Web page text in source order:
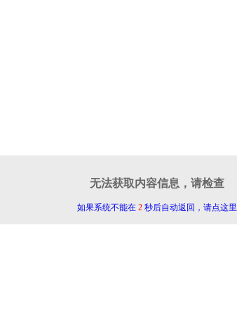
无法获取内容信息，请检查
如果系统不能在 2 秒后自动返回，请点这里